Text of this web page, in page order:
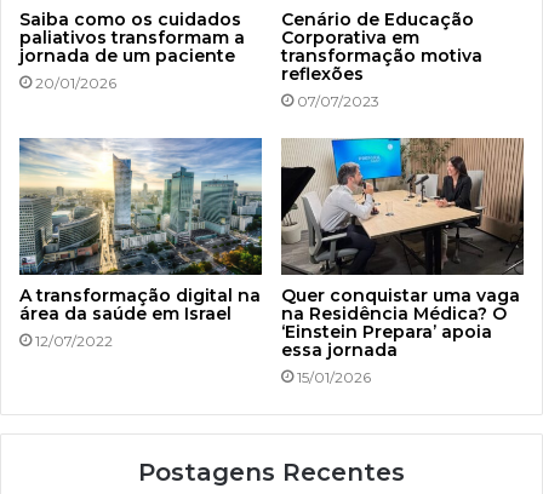
Saiba como os cuidados
paliativos transformam a
jornada de um paciente
20/01/2026
Cenário de Educação
Corporativa em
transformação motiva
reflexões
07/07/2023
A transformação digital na
área da saúde em Israel
12/07/2022
Quer conquistar uma vaga
na Residência Médica? O
‘Einstein Prepara’ apoia
essa jornada
15/01/2026
Postagens Recentes